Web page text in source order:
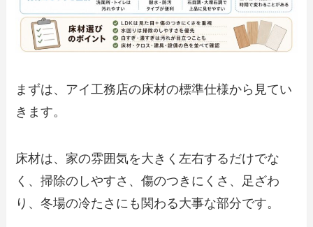
まずは、アイ工務店の床材の標準仕様から見てい
きます。
床材は、家の雰囲気を大きく左右するだけでな
く、掃除のしやすさ、傷のつきにくさ、足ざわ
り、冬場の冷たさにも関わる大事な部分です。